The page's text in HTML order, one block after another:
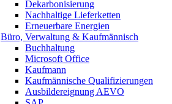
Dekarbonisierung
Nachhaltige Lieferketten
Erneuerbare Energien
Büro, Verwaltung & Kaufmännisch
Buchhaltung
Microsoft Office
Kaufmann
Kaufmännische Qualifizierungen
Ausbildereignung AEVO